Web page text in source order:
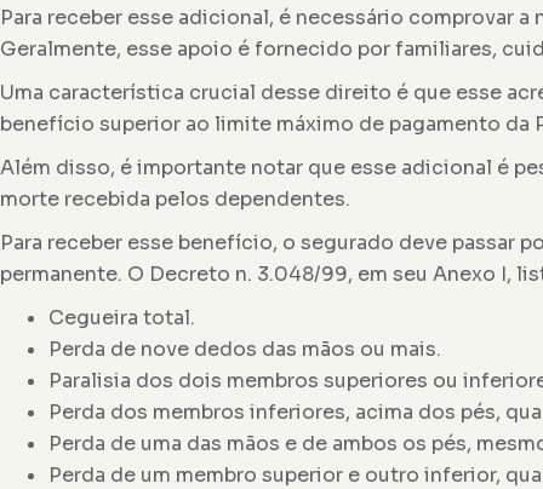
Para receber esse adicional, é necessário comprovar
Geralmente, esse apoio é fornecido por familiares,
Uma característica crucial desse direito é que esse
benefício superior ao limite máximo de pagamento da
Além disso, é importante notar que esse adicional é
morte recebida pelos dependentes.
Para receber esse benefício, o segurado deve passar
permanente. O Decreto n. 3.048/99, em seu Anexo I,
Cegueira total.
Perda de nove dedos das mãos ou mais.
Paralisia dos dois membros superiores ou
Perda dos membros inferiores, acima dos pés,
Perda de uma das mãos e de ambos os pés,
Perda de um membro superior e outro inferior,